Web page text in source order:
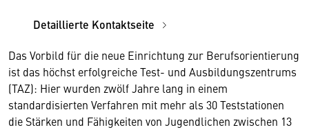
Detaillierte Kontaktseite
Das Vorbild für die neue Einrichtung zur Berufsorientierung
ist das höchst erfolgreiche Test- und Ausbildungszentrums
(TAZ): Hier wurden zwölf Jahre lang in einem
standardisierten Verfahren mit mehr als 30 Teststationen
die Stärken und Fähigkeiten von Jugendlichen zwischen 13